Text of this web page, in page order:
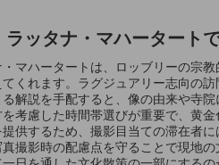
ッタナ・マハータート
マハータートは、ロッブリーの宗
くれます。ラグジュアリー志向の
解説を手配すると、像の由来や寺
考慮した時間帯選びが重要で、黄
供するため、撮影目当ての滞在者
撮影時の配慮点を守ることで現地